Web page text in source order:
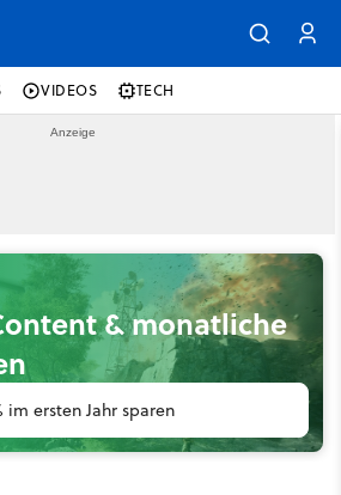
VIDEOS TECH
& monatliche
im ersten Jahr sparen